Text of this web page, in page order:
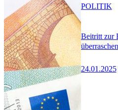
Beitritt zur
24.01.2025
POLITIK